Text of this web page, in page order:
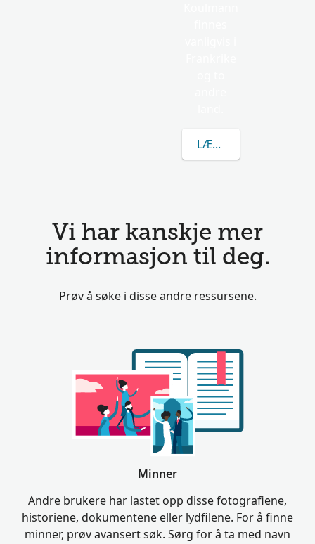
LÆR MER OM
Vi har kanskje mer
informasjon til deg.
Prøv å søke i disse andre ressursene.
Minner
Andre brukere har lastet opp disse fotografiene,
historiene, dokumentene eller lydfilene. For å finne
minner, prøv avansert søk. Sørg for å ta med navn